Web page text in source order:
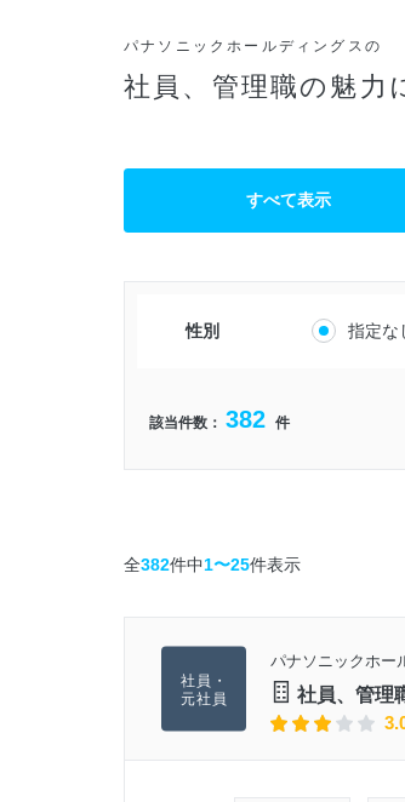
パナソニックホールディングスの
社員、管理職の魅力
すべて表示
性別 指定な
該当件数： 382 件
全382件中1〜25件表示
パナソニックホー
社員、管理